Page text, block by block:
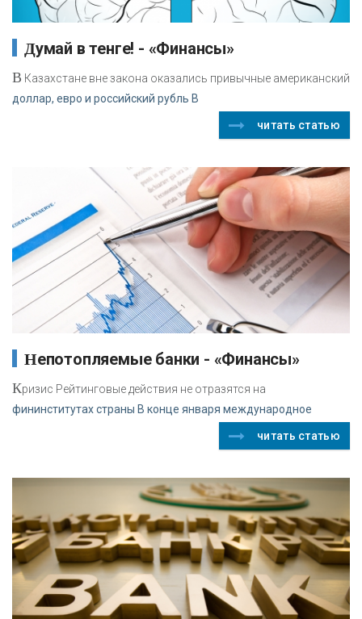
Думай в тенге! - «Финансы»
В Казахстане вне закона оказались привычные американский
доллар, евро и российский рубль В
читать статью
Непотопляемые банки - «Финансы»
Кризис Рейтинговые действия не отразятся на
фининститутах страны В конце января международное
читать статью